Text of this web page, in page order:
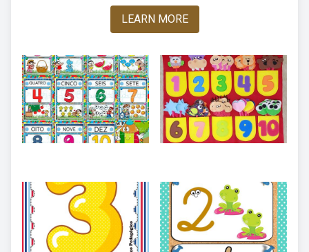
LEARN MORE